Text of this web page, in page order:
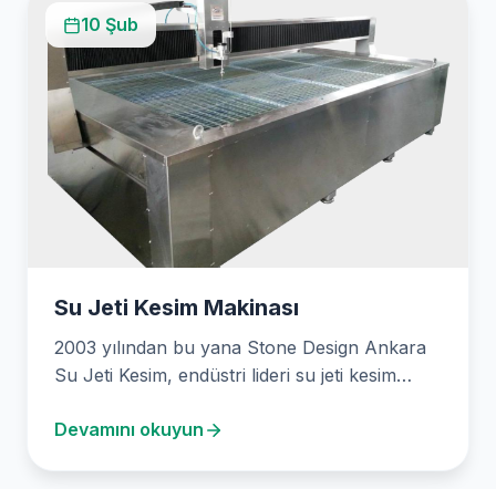
10 Şub
Su Jeti Kesim Makinası
2003 yılından bu yana Stone Design Ankara
Su Jeti Kesim, endüstri lideri su jeti kesim…
Devamını okuyun